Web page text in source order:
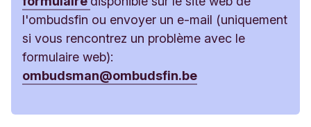
l'ombudsfin ou envoyer un e-mail (uniquement
si vous rencontrez un problème avec le
formulaire web):
ombudsman@ombudsfin.be